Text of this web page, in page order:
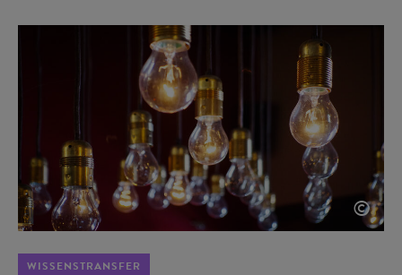
©
WISSENSTRANSFER